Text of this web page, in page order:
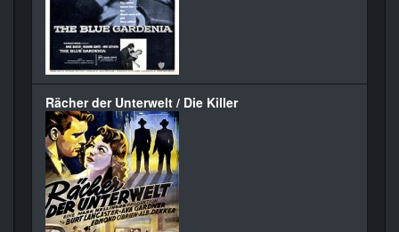
Rächer der Unterwelt / Die Killer